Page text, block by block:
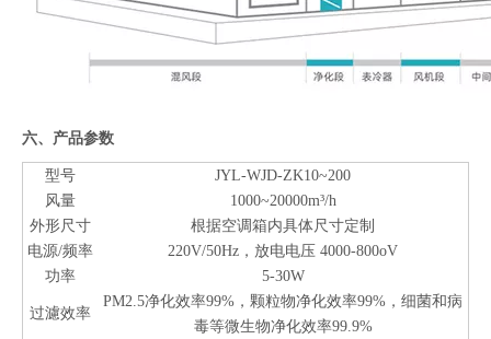
六、产品参数
型号
JYL-WJD-ZK10~200
风量
1000~20000m³/h
外形尺寸
根据空调箱内具体尺寸定制
电源/频率
220V/50Hz，放电电压 4000-800oV
功率
5-30W
过濾效率
PM2.5净化效率99%，颗粒物净化效率99%，细菌和病
毒等微生物净化效率99.9%